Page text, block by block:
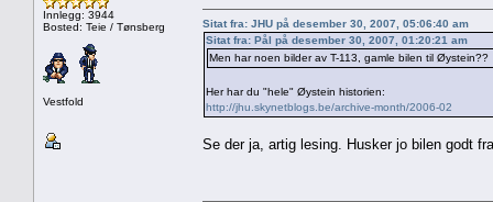
Innlegg: 3944
Bosted: Teie / Tønsberg
Vestfold
Sitat fra: JHU på desember 30, 2007, 05:06:40 am
Sitat fra: Pål på desember 30, 2007, 01:20:21 am
Men har noen bilder av T-113, gamle bilen til Øystein??
Her har du "hele" Øystein historien:
http://jhu.skynetblogs.be/archive-month/2006-02
Se der ja, artig lesing. Husker jo bilen godt